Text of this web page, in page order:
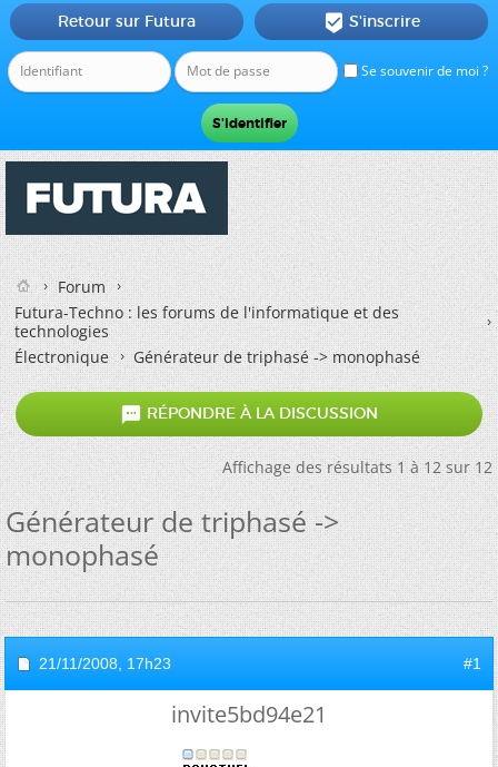
Se souvenir de moi ?
Retour sur Futura  S'inscrire
Forum
Futura-Techno : les forums de l'informatique et des
technologies
Électronique
Générateur de triphasé -> monophasé
 RÉPONDRE À LA DISCUSSION
Affichage des résultats 1 à 12 sur 12
Générateur de triphasé ->
monophasé
21/11/2008, 17h23 #1
invite5bd94e21